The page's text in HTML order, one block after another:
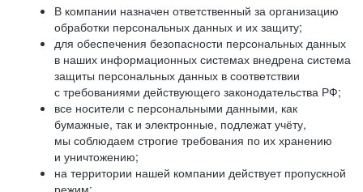
В компании назначен ответственный за организацию
обработки персональных данных и их защиту;
для обеспечения безопасности персональных данных
в наших информационных системах внедрена система
защиты персональных данных в соответствии
с требованиями действующего законодательства РФ;
все носители с персональными данными, как
бумажные, так и электронные, подлежат учёту,
мы соблюдаем строгие требования по их хранению
и уничтожению;
на территории нашей компании действует пропускной
режим;